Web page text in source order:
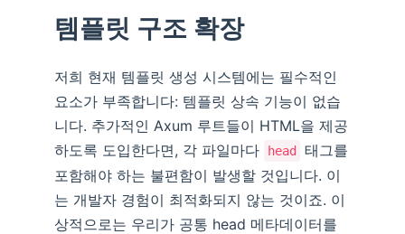
템플릿 구조 확장
저희 현재 템플릿 생성 시스템에는 필수적인
요소가 부족합니다: 템플릿 상속 기능이 없습
니다. 추가적인 Axum 루트들이 HTML을 제공
하도록 도입한다면, 각 파일마다
head
태그를
포함해야 하는 불편함이 발생할 것입니다. 이
는 개발자 경험이 최적화되지 않는 것이죠. 이
상적으로는 우리가 공통 head 메타데이터를